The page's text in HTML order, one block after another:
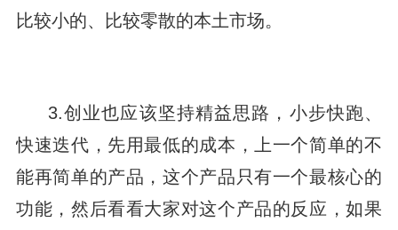
比较小的、比较零散的本土市场。
3.创业也应该坚持精益思路，小步快跑、
快速迭代，先用最低的成本，上一个简单的不
能再简单的产品，这个产品只有一个最核心的
功能，然后看看大家对这个产品的反应，如果